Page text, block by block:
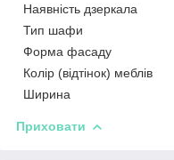
Наявність дзеркала
Тип шафи
Форма фасаду
Колір (відтінок) меблів
Ширина
Приховати